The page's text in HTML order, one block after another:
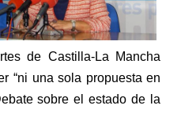
de Castilla-La Mancha
“ni una sola propuesta en
sobre el estado de la